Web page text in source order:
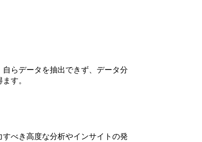
らデータを抽出できず、データ分
す。
べき高度な分析やインサイトの発